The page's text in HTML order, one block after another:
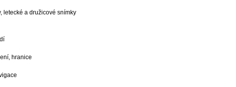
letecké a družicové snímky
hranice